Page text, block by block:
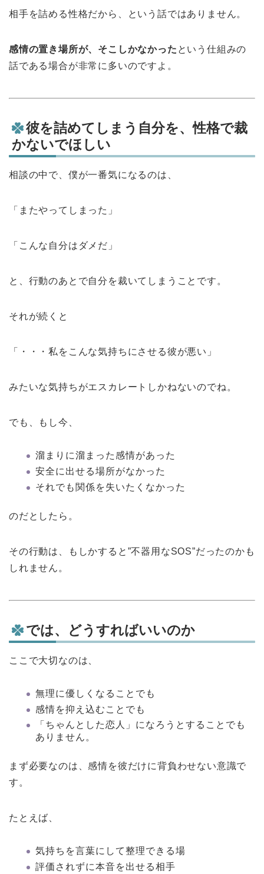
相手を詰める性格だから、という話ではありません。
感情の置き場所が、そこしかなかった という仕組みの
話である場合が非常に多いのですよ。
彼を詰めてしまう自分を、性格で裁
かないでほしい
相談の中で、僕が一番気になるのは、
「またやってしまった」
「こんな自分はダメだ」
と、行動のあとで自分を裁いてしまうことです。
それが続くと
「・・・私をこんな気持ちにさせる彼が悪い」
みたいな気持ちがエスカレートしかねないのでね。
でも、もし今、
溜まりに溜まった感情があった
安全に出せる場所がなかった
それでも関係を失いたくなかった
のだとしたら。
その行動は、もしかすると”不器用なSOS”だったのかも
しれません。
では、どうすればいいのか
ここで大切なのは、
無理に優しくなることでも
感情を抑え込むことでも
「ちゃんとした恋人」になろうとすることでも
ありません。
まず必要なのは、感情を彼だけに背負わせない意識で
す。
たとえば、
気持ちを言葉にして整理できる場
評価されずに本音を出せる相手